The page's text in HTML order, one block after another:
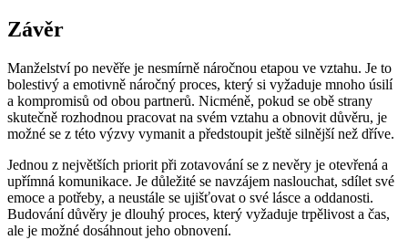
Závěr
Manželství po nevěře je nesmírně náročnou etapou ve vztahu. Je to
bolestivý a emotivně náročný proces, který si vyžaduje mnoho úsilí
a kompromisů od obou partnerů. Nicméně, pokud se obě strany
skutečně rozhodnou pracovat na svém vztahu a obnovit důvěru, je
možné se z této výzvy vymanit a předstoupit ještě silnější než dříve.
Jednou z největších priorit při zotavování se z nevěry je otevřená a
upřímná komunikace. Je důležité se navzájem naslouchat, sdílet své
emoce a potřeby, a neustále se ujišťovat o své lásce a oddanosti.
Budování důvěry je dlouhý proces, který vyžaduje trpělivost a čas,
ale je možné dosáhnout jeho obnovení.